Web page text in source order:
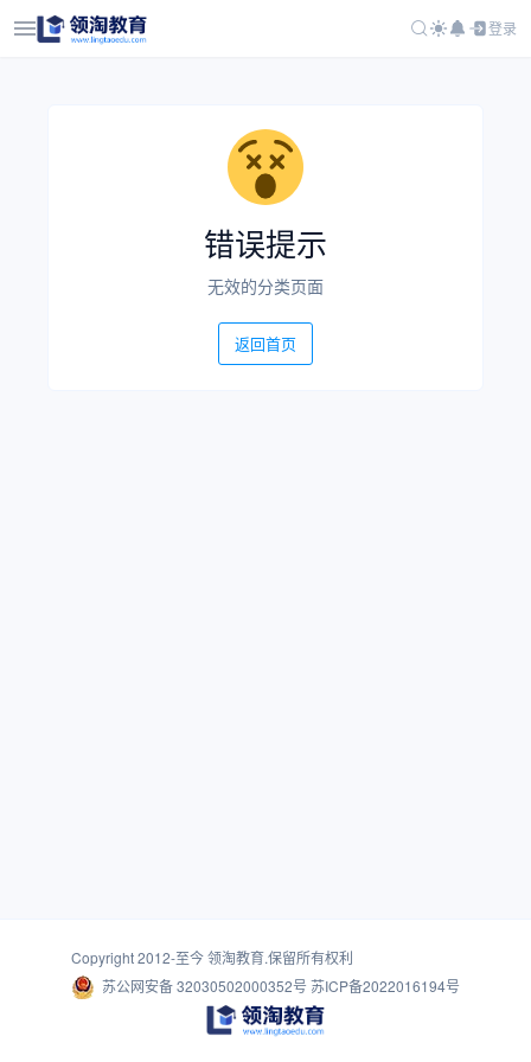
登录
错误提示
无效的分类页面
返回首页
Copyright 2012-至今领淘教育.保留所有权利
苏公网安备 32030502000352号 苏ICP备2022016194号